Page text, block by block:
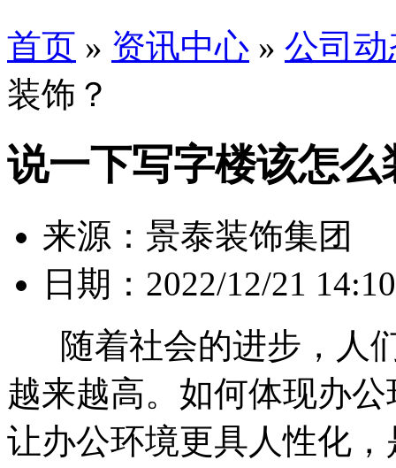
首页 » 资讯中心 » 公司动
装饰？
说一下写字楼该怎么
来源：景泰装饰集团
日期：2022/12/21
随着社会的进步，人
越来越高。如何体现办
让办公环境更具人性化